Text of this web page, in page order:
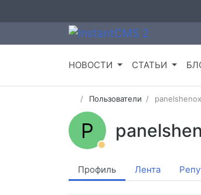
НОВОСТИ СТАТЬИ
Пользователи panelshenox
P
Профиль Лента